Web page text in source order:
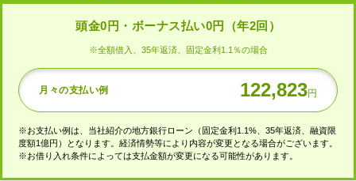
頭金0円・ボーナス払い0円（年2回）
※全額借入、35年返済、固定金利1.1％の場合
月々の支払い例 122,823円
※お支払い例は、当社紹介の地方銀行ローン （固定金利1.1%、35年返済、融資限
度額1億円）となります。 経済情勢等により内容が変更となる場合がございます。
※お借り入れ条件によっては支払金額が変更になる可能性があります。